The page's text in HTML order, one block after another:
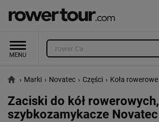
› Marki › Novatec › Części › Koła rowerowe
Zaciski do kół rowerowych,
szybkozamykacze Novatec